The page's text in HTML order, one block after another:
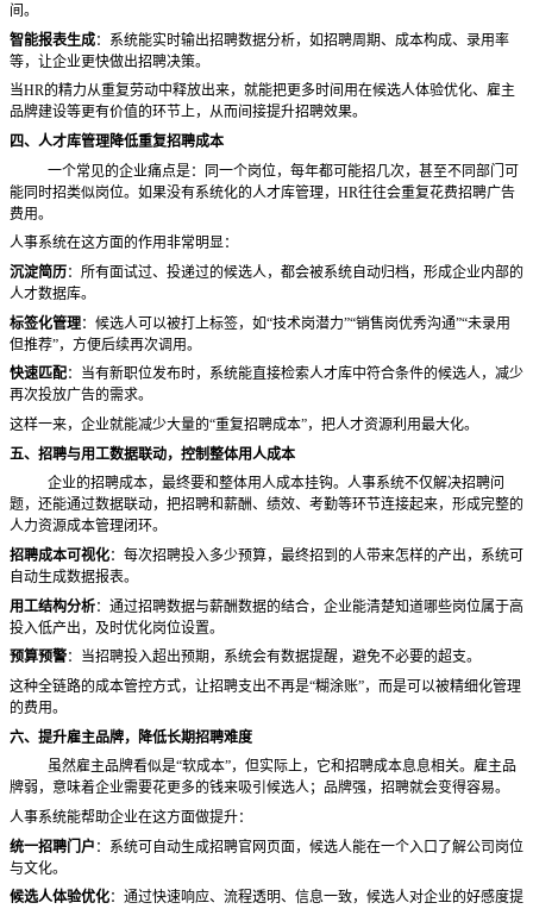
间。
智能报表生成：系统能实时输出招聘数据分析，如招聘周期、成本构成、录用率
等，让企业更快做出招聘决策。
当HR的精力从重复劳动中释放出来，就能把更多时间用在候选人体验优化、雇主
品牌建设等更有价值的环节上，从而间接提升招聘效果。
四、人才库管理降低重复招聘成本
一个常见的企业痛点是：同一个岗位，每年都可能招几次，甚至不同部门可
能同时招类似岗位。如果没有系统化的人才库管理， HR往往会重复花费招聘广告
费用。
人事系统在这方面的作用非常明显：
沉淀简历：所有面试过、投递过的候选人，都会被系统自动归档，形成企业内部的
人才数据库。
标签化管理：候选人可以被打上标签，如“技术岗潜力”“销售岗优秀沟通”“未录用
但推荐”，方便后续再次调用。
快速匹配：当有新职位发布时，系统能直接检索人才库中符合条件的候选人，减少
再次投放广告的需求。
这样一来，企业就能减少大量的“重复招聘成本”，把人才资源利用最大化。
五、招聘与用工数据联动，控制整体用人成本
企业的招聘成本，最终要和整体用人成本挂钩。人事系统不仅解决招聘问
题，还能通过数据联动，把招聘和薪酬、绩效、考勤等环节连接起来，形成完整的
人力资源成本管理闭环。
招聘成本可视化：每次招聘投入多少预算，最终招到的人带来怎样的产出，系统可
自动生成数据报表。
用工结构分析：通过招聘数据与薪酬数据的结合，企业能清楚知道哪些岗位属于高
投入低产出，及时优化岗位设置。
预算预警：当招聘投入超出预期，系统会有数据提醒，避免不必要的超支。
这种全链路的成本管控方式，让招聘支出不再是“糊涂账”，而是可以被精细化管理
的费用。
六、提升雇主品牌，降低长期招聘难度
虽然雇主品牌看似是“软成本”，但实际上，它和招聘成本息息相关。雇主品
牌弱，意味着企业需要花更多的钱来吸引候选人；品牌强，招聘就会变得容易。
人事系统能帮助企业在这方面做提升：
统一招聘门户 ：系统可自动生成招聘官网页面，候选人能在一个入口了解公司岗位
与文化。
候选人体验优化：通过快速响应、流程透明、信息一致，候选人对企业的好感度提